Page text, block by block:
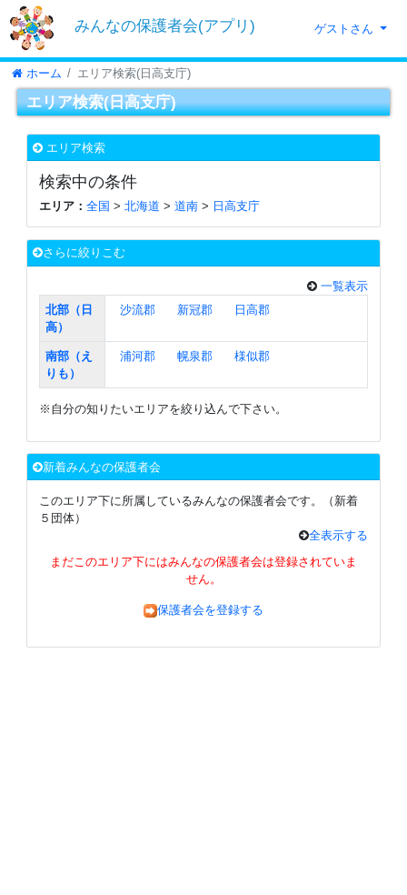
みんなの保護者会(アプリ) ゲストさん
ホーム エリア検索(日高支庁)
エリア検索(日高支庁)
エリア検索
検索中の条件
エリア： 全国 > 北海道 > 道南> 日高支庁
さらに絞りこむ
一覧表示
北部（日
高）
沙流郡 新冠郡 日高郡
南部（え
りも）
浦河郡 幌泉郡 様似郡
※自分の知りたいエリアを絞り込んで下さい。
新着みんなの保護者会
このエリア下に所属しているみんなの保護者会です。（新着
５団体）
全表示する
まだこのエリア下にはみんなの保護者会は登録されていま
せん。
保護者会を登録する